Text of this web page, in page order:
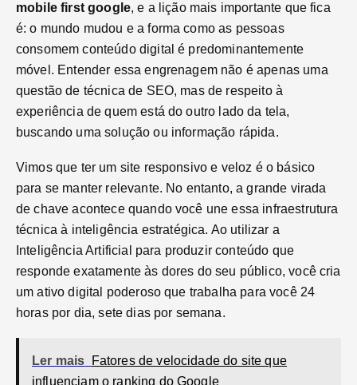
mobile first google, e a lição mais importante que fica
é: o mundo mudou e a forma como as pessoas
consomem conteúdo digital é predominantemente
móvel. Entender essa engrenagem não é apenas uma
questão de técnica de SEO, mas de respeito à
experiência de quem está do outro lado da tela,
buscando uma solução ou informação rápida.
Vimos que ter um site responsivo e veloz é o básico
para se manter relevante. No entanto, a grande virada
de chave acontece quando você une essa infraestrutura
técnica à inteligência estratégica. Ao utilizar a
Inteligência Artificial para produzir conteúdo que
responde exatamente às dores do seu público, você cria
um ativo digital poderoso que trabalha para você 24
horas por dia, sete dias por semana.
Ler mais
Fatores de velocidade do site que
influenciam o ranking do Google